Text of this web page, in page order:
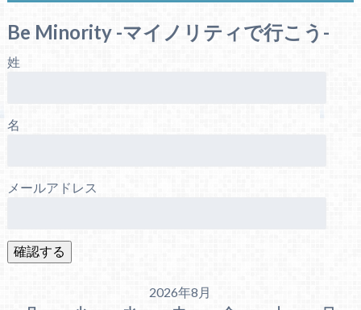
Be Minority -マイノリティで行こう-
姓
名
メールアドレス
2026年8月